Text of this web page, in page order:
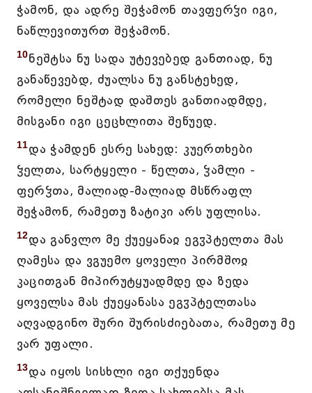
ჭამონ, და ადრე შეჭამონ თავფერჴი იგი,
ნაწლევითურთ შეჭამონ.
10ნეშტსა ნუ სადა უტევებედ განთიად, ნუ
განაწევებდ, ძუალსა ნუ განსტეხედ,
რომელი ნეშტად დაშთეს განთიადმდე,
მისგანი იგი ცეცხლითა შეწუედ.
11და ჭამდენ ესრე სახედ: კუერთხები
ჴელთა, სარტყელი - წელთა, ჴამლი -
ფერჴთა, მალიად-მალიად მსწრაფლ
შეჭამონ, რამეთუ ზატიკი არს უფლისა.
12და განვლო მე ქუეყანაჲ ეგჳპტელთა მას
ღამესა და ვგუემო ყოველი პირმშოჲ
კაცითგან მიპირუტყუადმდე და ზედა
ყოველსა მას ქუეყანასა ეგჳპტელთასა
აღვადგინო შური შურისძიებათა, რამეთუ მე
ვარ უფალი.
13და იყოს სისხლი იგი თქუენდა